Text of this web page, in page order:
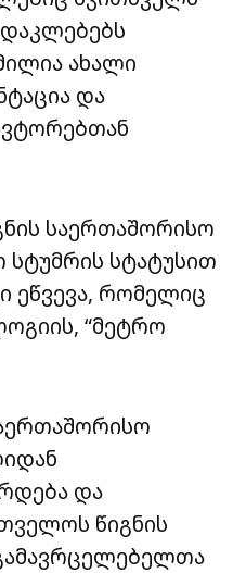
ახალი
და
საერთაშორისო
სტუმრის სტატუსით
ეწვევა, რომელიც
“მეტრო
და
წიგნის